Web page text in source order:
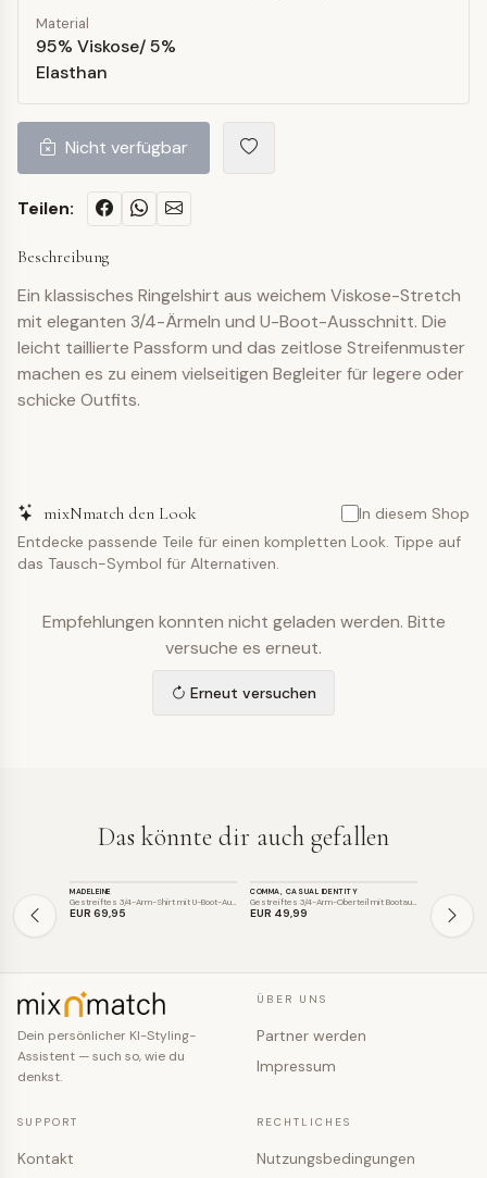
Material
95% Viskose/ 5%
Elasthan
Nicht verfügbar
Teilen:
Beschreibung
Ein klassisches Ringelshirt aus weichem Viskose-Stretch
mit eleganten 3/4-Ärmeln und U-Boot-Ausschnitt. Die
leicht taillierte Passform und das zeitlose Streifenmuster
machen es zu einem vielseitigen Begleiter für legere oder
schicke Outfits.
mixNmatch den Look
In diesem Shop
Entdecke passende Teile für einen kompletten Look. Tippe auf
das Tausch-Symbol für Alternativen.
Empfehlungen konnten nicht geladen werden. Bitte
versuche es erneut.
Erneut versuchen
Das könnte dir auch gefallen
MADELEINE
Gestreiftes 3/4-Arm-Shirt mit U-Boot-Au…
EUR 69,95
COMMA, CASUAL IDENTITY
Gestreiftes 3/4-Arm-Oberteil mit Bootau…
EUR 49,99 EUR 29
Dein persönlicher KI-Styling-
Assistent — such so, wie du
denkst.
ÜBER UNS
Partner werden
Impressum
SUPPORT
Kontakt
RECHTLICHES
Nutzungsbedingungen